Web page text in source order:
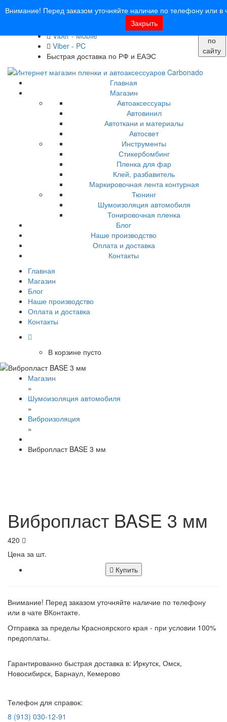
Внимание! Перед заказом уточняйте наличие по телефону или в
Закрыть
info@carbonado24.com
Viber - Mobile
Viber - PC
Быстрая доставка по РФ и ЕАЭС
по
сайту
Главная
Магазин
Автоаксессуары
Автовинил
Автоткани и материалы
Автосвет
Инструменты
Стикербомбинг
Пленка для фар
Клей, разбавитель
Маркировочная лента контурная
Тюнинг
Шумоизоляция автомобиля
Тонировочная пленка
Блог
Наше производство
Оплата и доставка
Контакты
Главная
Магазин
Блог
Наше производство
Оплата и доставка
Контакты
В корзине пусто
Магазин
»
Шумоизоляция автомобиля
»
Виброизоляция
»
Вибропласт BASE 3 мм
Вибропласт BASE 3 мм
420
Цена за шт.
Купить
Внимание! Перед заказом уточняйте наличие по телефону
или в чате ВКонтакте.
Отправка за пределы Красноярского края - при условии 100%
предоплаты.
Гарантированно быстрая доставка в: Иркутск, Омск,
Новосибирск, Барнаул, Кемерово
Телефон для справок:
8 (913) 030-12-91